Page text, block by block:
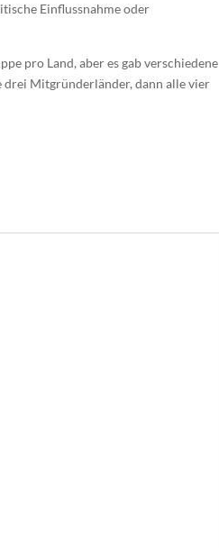
Einflussnahme oder
pro Land, aber es gab verschiedene
drei Mitgründerländer, dann alle vier